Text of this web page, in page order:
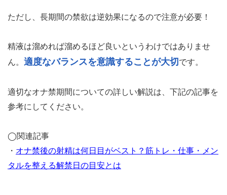
ただし、長期間の禁欲は逆効果になるので注意が必要！
精液は溜めれば溜めるほど良いというわけではありませ
ん。 適度なバランスを意識することが大切です。
適切なオナ禁期間についての詳しい解説は、下記の記事を
参考にしてください。
◯関連記事
・ オナ禁後の射精は何日目がベスト？筋トレ・仕事・メン
タルを整える解禁日の目安とは